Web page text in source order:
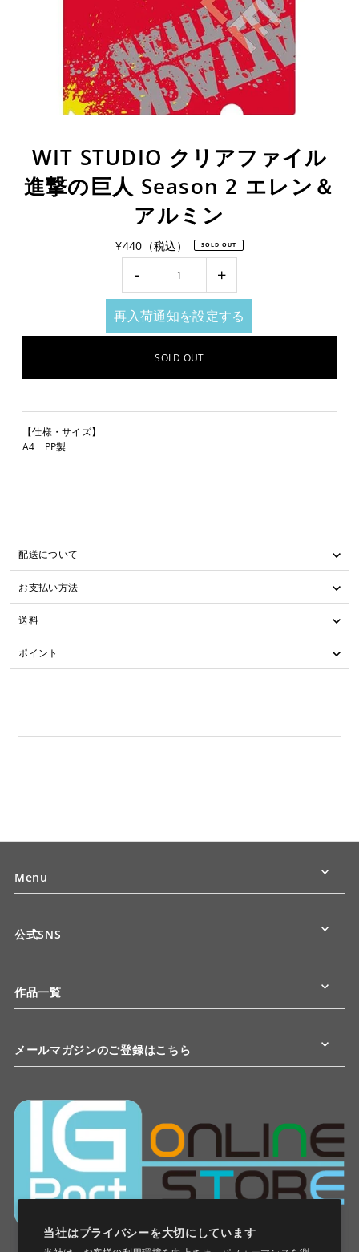
当社はプライバシーを大切にしています
WIT STUDIO クリアファイル
進撃の巨人 Season 2 エレン＆
アルミン
¥440（税込） SOLD OUT
- +
再入荷通知を設定する
【仕様・サイズ】
A4 PP製
配送について
お支払い方法
送料
ポイント
Menu
公式SNS
作品一覧
メールマガジンのご登録はこちら